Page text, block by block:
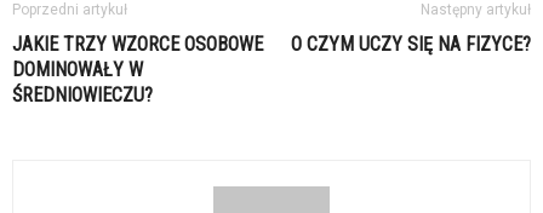
Poprzedni artykuł
JAKIE TRZY WZORCE OSOBOWE
DOMINOWAŁY W
ŚREDNIOWIECZU?
Następny artykuł
O CZYM UCZY SIĘ NA FIZYCE?